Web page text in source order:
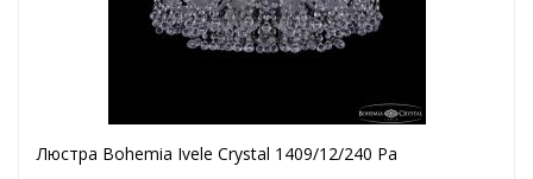
Люстра Bohemia Ivele Crystal 1409/12/240 Pa